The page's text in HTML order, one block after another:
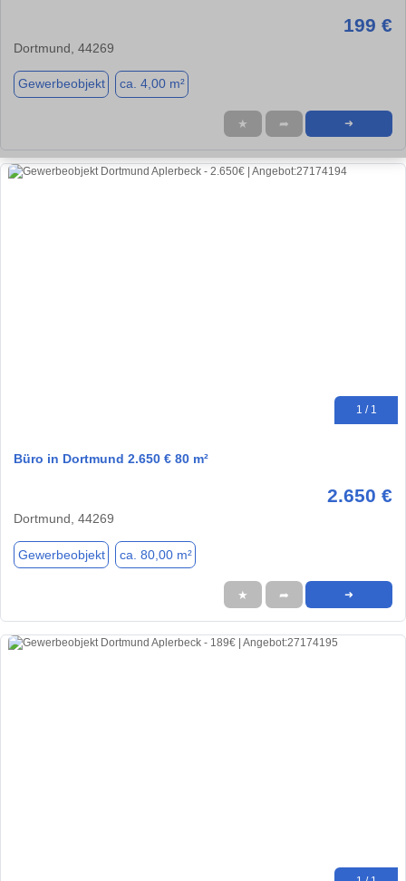
199 €
Dortmund, 44269
Gewerbeobjekt ca. 4,00 m²
★ ➦ ➜
1 / 1
Büro in Dortmund 2.650 € 80 m²
2.650 €
Dortmund, 44269
Gewerbeobjekt ca. 80,00 m²
★ ➦ ➜